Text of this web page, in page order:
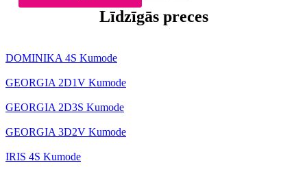
Līdzīgās preces
DOMINIKA 4S Kumode
GEORGIA 2D1V Kumode
GEORGIA 2D3S Kumode
GEORGIA 3D2V Kumode
IRIS 4S Kumode